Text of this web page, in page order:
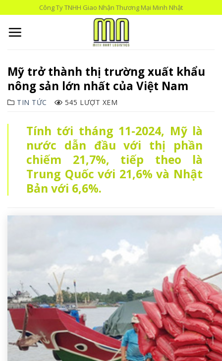
to
content
Công Ty TNHH Giao Nhận Thương Mại Minh Nhật
Mỹ trở thành thị trường xuất khẩu
nông sản lớn nhất của Việt Nam
TIN TỨC 545 LƯỢT XEM
Tính tới tháng 11-2024, Mỹ là
nước dẫn đầu với thị phần
chiếm 21,7%, tiếp theo là
Trung Quốc với 21,6% và Nhật
Bản với 6,6%.